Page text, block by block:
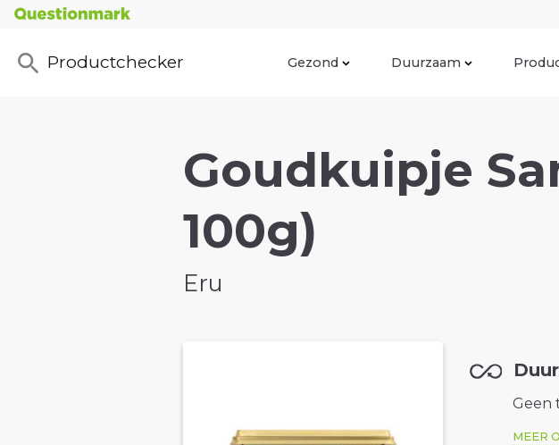
Productchecker Gezond Duurzaam
Goudkuipje
100g)
Eru
Geen
MEER